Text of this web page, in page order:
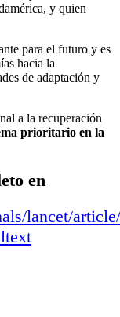
y quien
para el futuro y es
hacia la
de adaptación y
a la recuperación
prioritario en la
en
lancet/